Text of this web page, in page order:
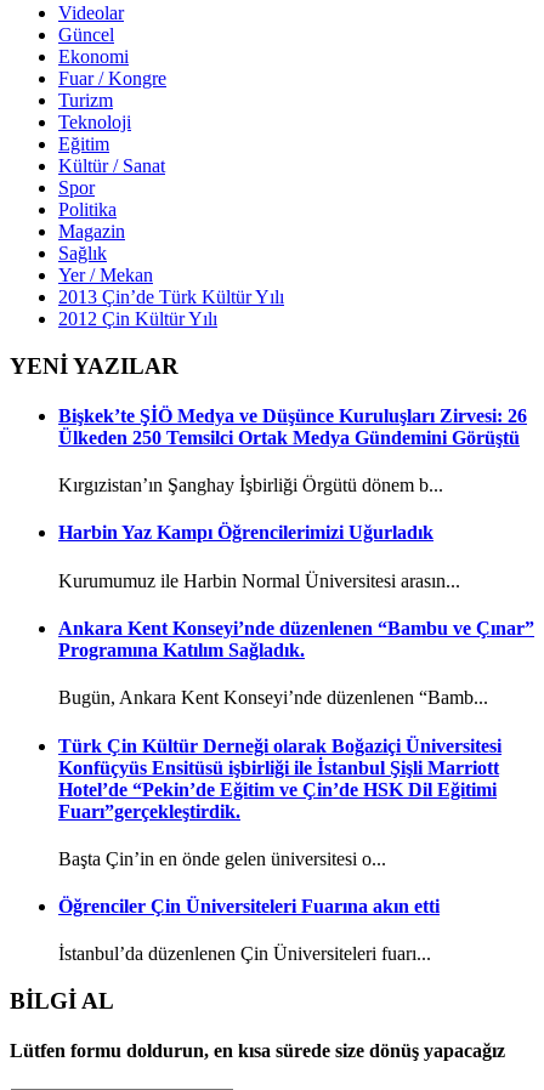
Videolar
Güncel
Ekonomi
Fuar / Kongre
Turizm
Teknoloji
Eğitim
Kültür / Sanat
Spor
Politika
Magazin
Sağlık
Yer / Mekan
2013 Çin’de Türk Kültür Yılı
2012 Çin Kültür Yılı
YENİ YAZILAR
Bişkek’te ŞİÖ Medya ve Düşünce Kuruluşları Zirvesi: 26
Ülkeden 250 Temsilci Ortak Medya Gündemini Görüştü
Kırgızistan’ın Şanghay İşbirliği Örgütü dönem b...
Harbin Yaz Kampı Öğrencilerimizi Uğurladık
Kurumumuz ile Harbin Normal Üniversitesi arasın...
Ankara Kent Konseyi’nde düzenlenen “Bambu ve Çınar”
Programına Katılım Sağladık.
Bugün, Ankara Kent Konseyi’nde düzenlenen “Bamb...
Türk Çin Kültür Derneği olarak Boğaziçi Üniversitesi
Konfüçyüs Ensitüsü işbirliği ile İstanbul Şişli Marriott
Hotel’de “Pekin’de Eğitim ve Çin’de HSK Dil Eğitimi
Fuarı”gerçekleştirdik.
Başta Çin’in en önde gelen üniversitesi o...
Öğrenciler Çin Üniversiteleri Fuarına akın etti
İstanbul’da düzenlenen Çin Üniversiteleri fuarı...
BİLGİ AL
Lütfen formu doldurun, en kısa sürede size dönüş yapacağız